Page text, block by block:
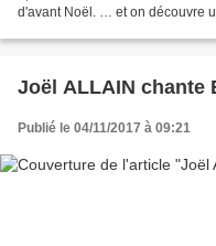
d'avant Noël. … et on découvre
Joël ALLAIN chante
Publié le 04/11/2017 à 09:21